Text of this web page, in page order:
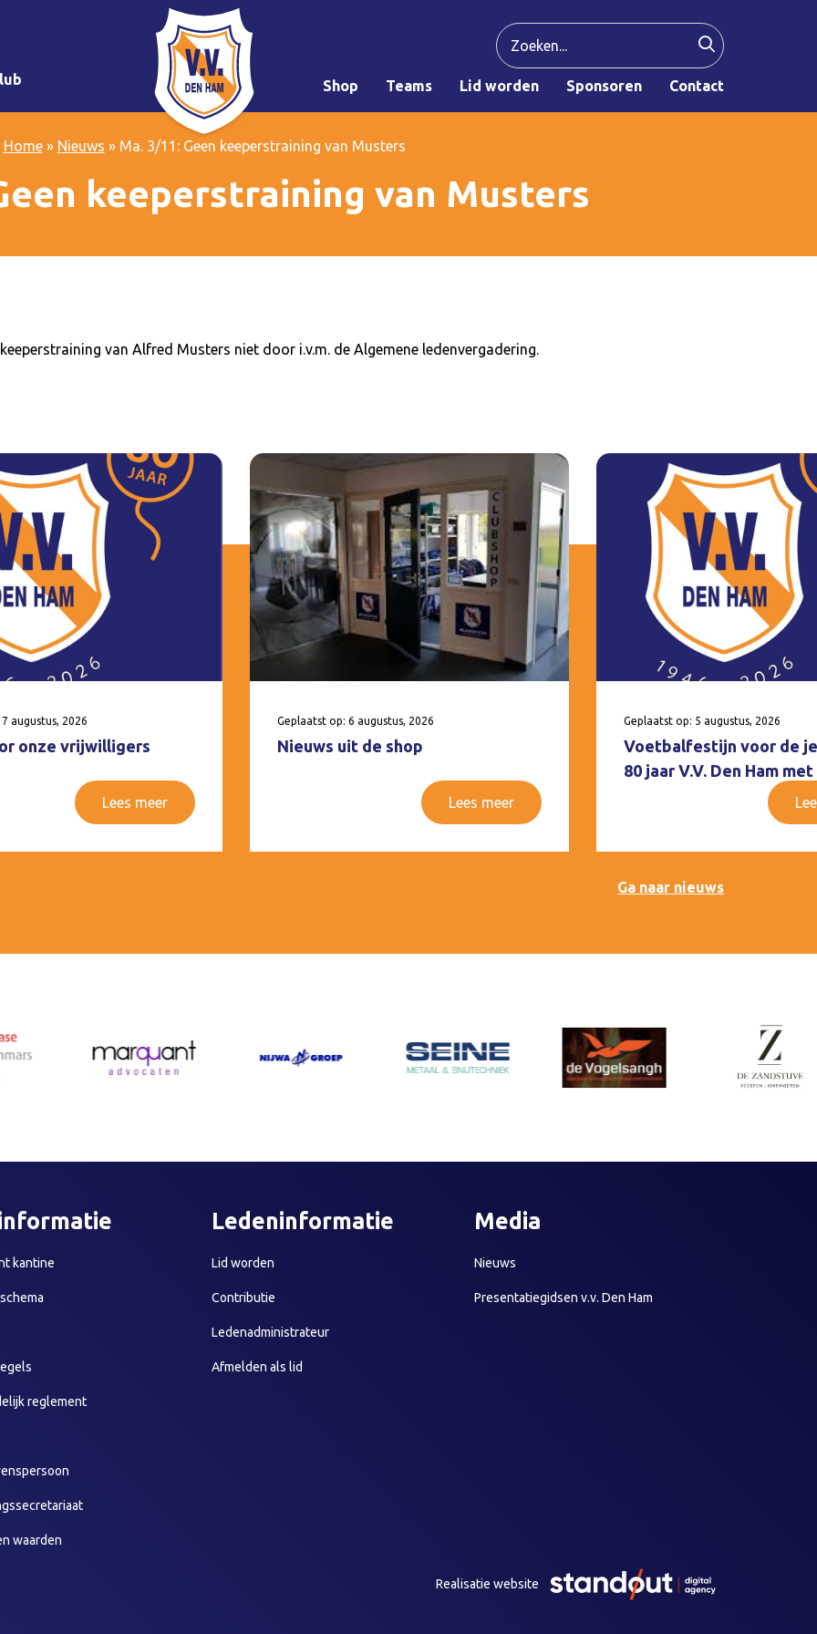
Shop Teams Lid worden Sponsoren Contact
Home» Nieuws » Ma. 3/11: Geen keeperstraining van Musters
keeperstraining van Musters
van Alfred Musters niet door i.v.m. de Algemene ledenvergadering.
augustus, 2026
onze vrijwilligers
Lees meer
Geplaatst op: 6 augustus, 2026
Nieuws uit de shop
Lees meer
Geplaatst op: 5 augustus, 2026
Voetbalfestijn voor de
80 jaar V.V. Den Ham
Ga naar nieuws
kantine
reglement
waarden
Ledeninformatie
Lid worden
Contributie
Ledenadministrateur
Afmelden als lid
Media
Nieuws
Presentatiegidsen v.v. Den Ham
Realisatie website